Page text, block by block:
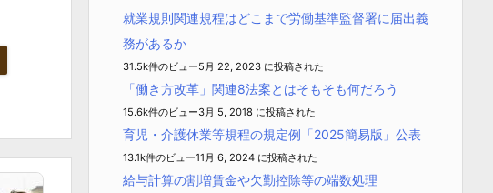
就業規則関連規程はどこまで労働基準監督署に届出義
務があるか
31.5k件のビュー5月 22, 2023 に投稿された
「働き方改革」関連8法案とはそもそも何だろう
15.6k件のビュー3月 5, 2018 に投稿された
育児・介護休業等規程の規定例「2025簡易版」公表
13.1k件のビュー11月 6, 2024 に投稿された
給与計算の割増賃金や欠勤控除等の端数処理